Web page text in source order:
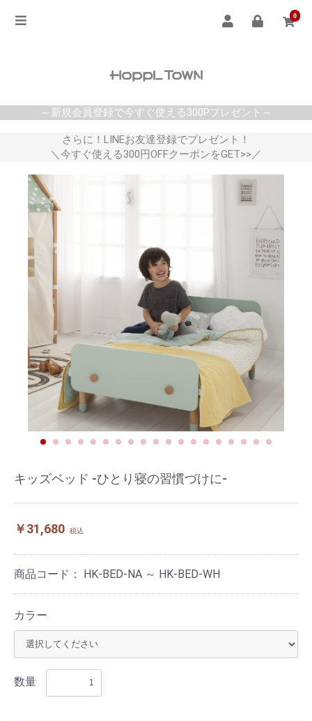
0
～新規会員登録で今すぐ使える300Pプレゼント～
さらに！LINEお友達登録でプレゼント！
＼今すぐ使える300円OFFクーポンをGET>>／
キッズベッド -ひとり寝の習慣づけに-
￥31,680 税込
商品コード： HK-BED-NA ～ HK-BED-WH
カラー
数量